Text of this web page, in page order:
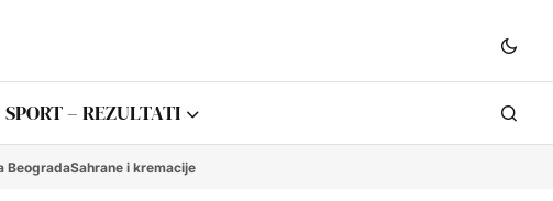
SPORT – REZULTATI
BeogradaSahrane i kremacije